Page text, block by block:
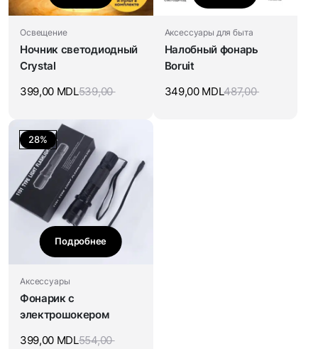
Освещение
Ночник светодиодный
Crystal
539,00
399,00 MDL
Аксессуары для быта
Налобный фонарь
Boruit
487,00
349,00 MDL
28%
Подробнее
Аксессуары
Фонарик с
электрошокером
554,00
399,00 MDL